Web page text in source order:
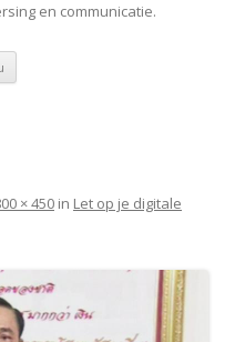
en communicatie.
Spring
inhoud
× 450 in Let op je digitale